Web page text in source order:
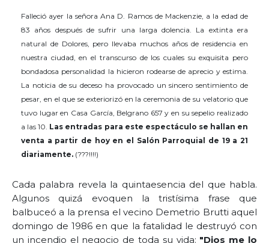
Falleció ayer la señora Ana D. Ramos de Mackenzie, a la edad de
83 años después de sufrir una larga dolencia. La extinta era
natural de Dolores, pero llevaba muchos años de residencia en
nuestra ciudad, en el transcurso de los cuales su exquisita pero
bondadosa personalidad la hicieron rodearse de aprecio y estima.
La noticia de su deceso ha provocado un sincero sentimiento de
pesar, en el que se exteriorizó en la ceremonia de su velatorio que
tuvo lugar en Casa García, Belgrano 657 y en su sepelio realizado
a las 10. Las entradas para este espectáculo se hallan en
venta a partir de hoy en el Salón Parroquial de 19 a 21
diariamente. (???!!!!)
Cada palabra revela la quintaesencia del que habla.
Algunos quizá evoquen la tristísima frase que
balbuceó a la prensa el vecino Demetrio Brutti aquel
domingo de 1986 en que la fatalidad le destruyó con
un incendio el negocio de toda su vida: "Dios me lo